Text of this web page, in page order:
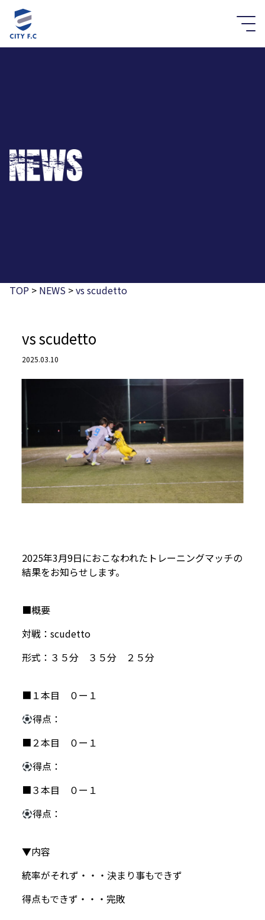
TOP > NEWS >vs scudetto
vs scudetto
2025.03.10
2025年3月9日におこなわれたトレーニングマッチの
結果をお知らせします。
■概要
対戦：scudetto
形式：３５分 ３５分 ２５分
■１本目 ０ー１
得点：
■２本目 ０ー１
得点：
■３本目 ０ー１
得点：
▼内容
統率がそれず・・・決まり事もできず
得点もできず・・・完敗